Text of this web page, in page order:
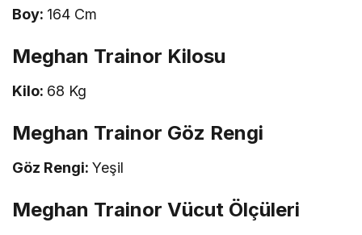
Boy: 164 Cm
Meghan Trainor Kilosu
Kilo: 68 Kg
Meghan Trainor Göz Rengi
Göz Rengi:Yeşil
Meghan Trainor Vücut Ölçüleri